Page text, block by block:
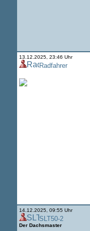
13.12.2025, 23:46 Uhr
Radfahrer
14.12.2025, 09:55 Uhr
SLT50-2
Der Dachsmaster